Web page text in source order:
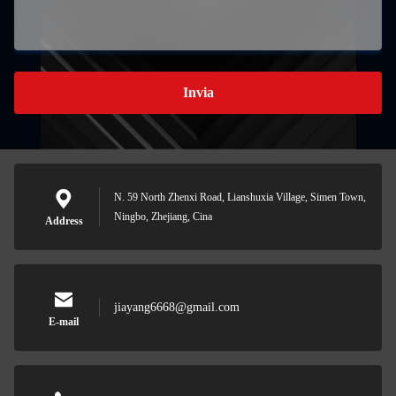
Invia
Address
N. 59 North Zhenxi Road, Lianshuxia Village, Simen Town,
Ningbo, Zhejiang, Cina
E-mail
jiayang6668@gmail.com